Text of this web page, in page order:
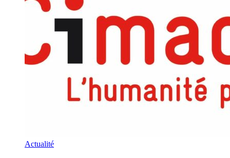
Actualité